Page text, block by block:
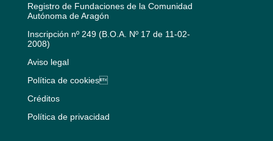
Registro de Fundaciones de la Comunidad
Autónoma de Aragón
Inscripción nº 249 (B.O.A. Nº 17 de 11-02-
2008)
Aviso legal
Política de cookies
Créditos
Política de privacidad